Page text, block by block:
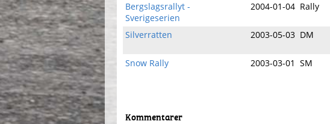
Bergslagsrallyt -
Sverigeserien
2004-01-04 Rally
Silverratten 2003-05-03 DM
Snow Rally 2003-03-01 SM
Kommentarer